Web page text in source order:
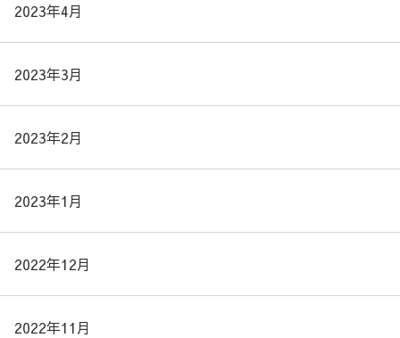
2023年4月
2023年3月
2023年2月
2023年1月
2022年12月
2022年11月